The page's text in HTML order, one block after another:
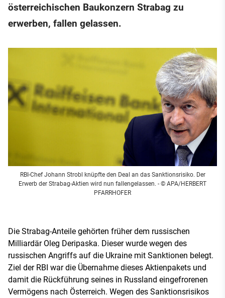
österreichischen Baukonzern Strabag zu
erwerben, fallen gelassen.
RBI-Chef Johann Strobl knüpfte den Deal an das Sanktionsrisiko. Der
Erwerb der Strabag-Aktien wird nun fallengelassen. - © APA/HERBERT
PFARRHOFER
Die Strabag-Anteile gehörten früher dem russischen
Milliardär Oleg Deripaska. Dieser wurde wegen des
russischen Angriffs auf die Ukraine mit Sanktionen belegt.
Ziel der RBI war die Übernahme dieses Aktienpakets und
damit die Rückführung seines in Russland eingefrorenen
Vermögens nach Österreich. Wegen des Sanktionsrisikos